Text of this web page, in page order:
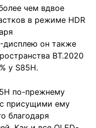
чем вдвое
в режиме HDR
дисплею он также
BT.2020
у S85H.
по-прежнему
присущими ему
благодаря